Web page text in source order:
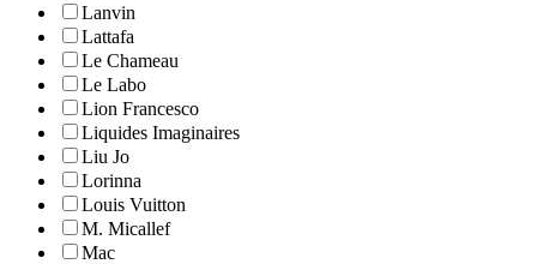
Lanvin
Lattafa
Le Chameau
Le Labo
Lion Francesco
Liquides Imaginaires
Liu Jo
Lorinna
Louis Vuitton
M. Micallef
Mac